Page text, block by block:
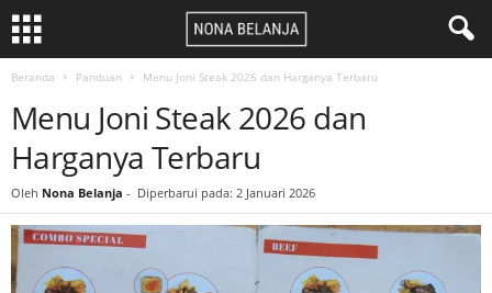
Beranda Panduan Menu Joni Steak 2026 dan Harganya Terbaru
Menu Joni Steak 2026 dan
Harganya Terbaru
Oleh Nona Belanja - Diperbarui pada: 2 Januari 2026